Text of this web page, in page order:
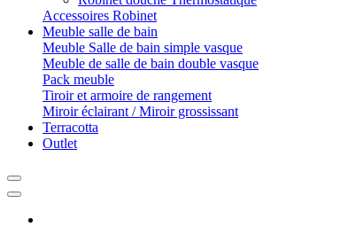
Accessoires Robinet
Meuble salle de bain
Meuble Salle de bain simple vasque
Meuble de salle de bain double vasque
Pack meuble
Tiroir et armoire de rangement
Miroir éclairant / Miroir grossissant
Terracotta
Outlet